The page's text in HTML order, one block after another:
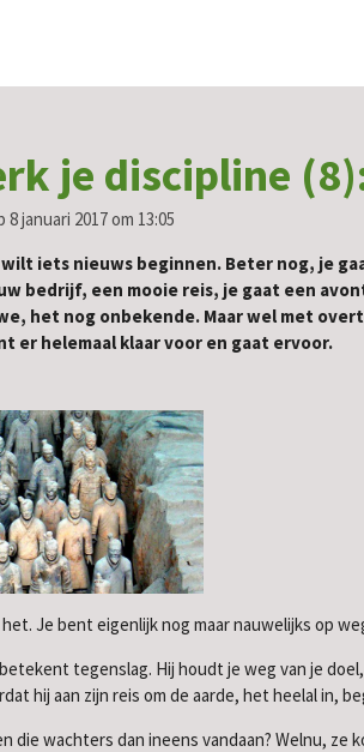
je discipline
januari 2017 om 13:05
wilt iets nieuws beginnen. Beter nog, je
bedrijf, een mooie reis, je gaat een
het nog onbekende. Maar wel met
er helemaal klaar voor en gaat ervoor.
Je bent eigenlijk nog maar nauwelijks op
tegenslag. Hij houdt je weg van je
hij aan zijn reis om de aarde, het heelal in,
die wachters dan ineens vandaan? Welnu,